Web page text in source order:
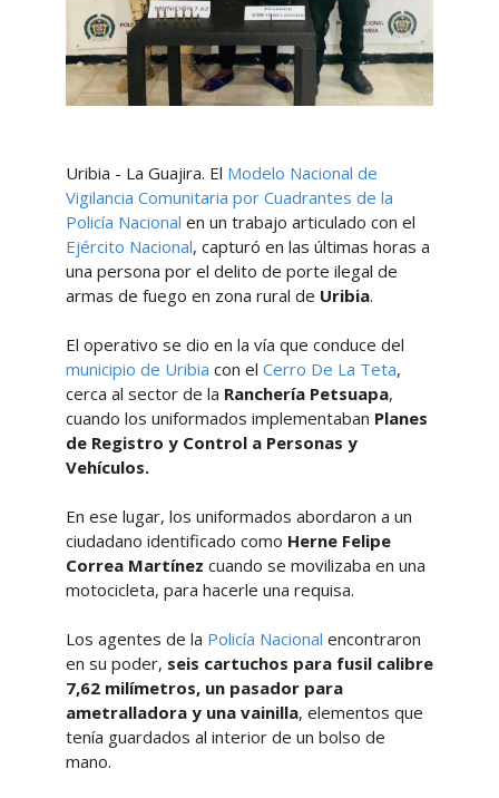
Uribia - La Guajira. El Modelo Nacional de
Vigilancia Comunitaria por Cuadrantes de la
Policía Nacional en un trabajo articulado con el
Ejército Nacional, capturó en las últimas horas a
una persona por el delito de porte ilegal de
armas de fuego en zona rural de Uribia.
El operativo se dio en la vía que conduce del
municipio de Uribia con el Cerro De La Teta,
cerca al sector de la Ranchería Petsuapa,
cuando los uniformados implementaban Planes
de Registro y Control a Personas y
Vehículos.
En ese lugar, los uniformados abordaron a un
ciudadano identificado como Herne Felipe
Correa Martínez cuando se movilizaba en una
motocicleta, para hacerle una requisa.
Los agentes de la Policía Nacional encontraron
en su poder, seis cartuchos para fusil calibre
7,62 milímetros, un pasador para
ametralladora y una vainilla, elementos que
tenía guardados al interior de un bolso de
mano.